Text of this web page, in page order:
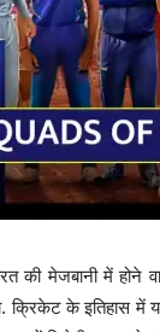
की मेजबानी में होने
के इतिहास में यह